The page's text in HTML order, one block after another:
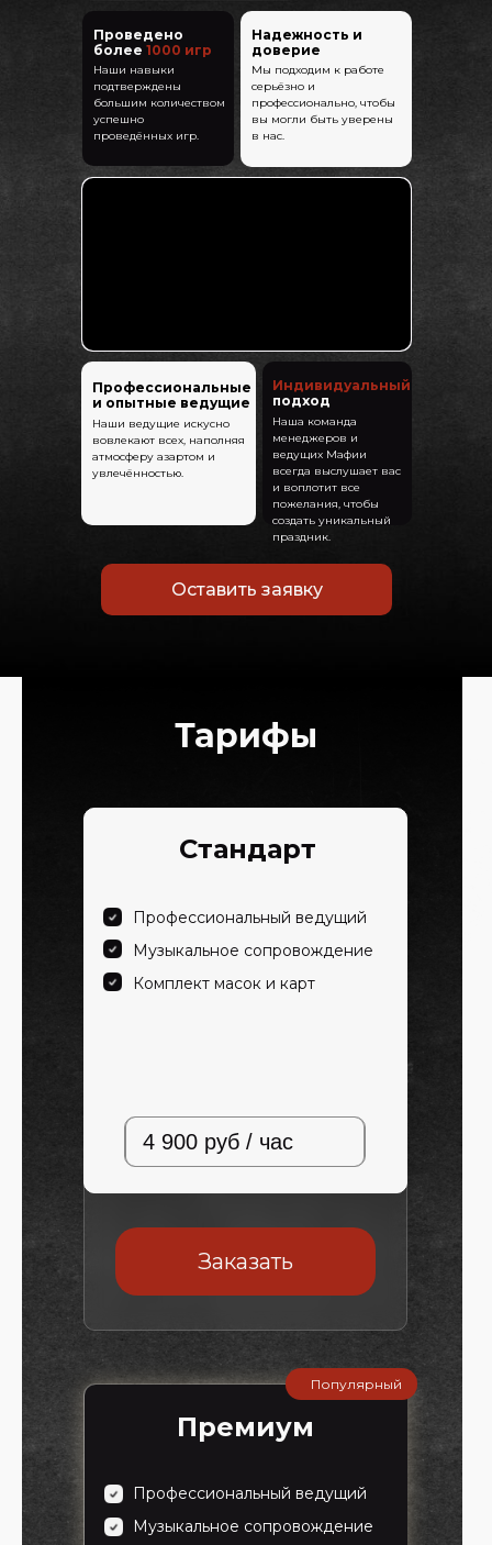
Оставить заявку
Надежность и
доверие
Мы подходим к работе
серьёзно и
профессионально, чтобы
вы могли быть уверены
в нас.
Профессиональные
и опытные ведущие
Наши ведущие искусно
вовлекают всех, наполняя
атмосферу азартом и
увлечённостью.
Проведено
более 1000 игр
Наши навыки
подтверждены
большим количеством
успешно
проведённых игр.
Индивидуальный
подход
Наша команда
менеджеров и
ведущих Мафии
всегда выслушает вас
и воплотит все
пожелания, чтобы
создать уникальный
праздник.
Тарифы
Стандарт
Профессиональный ведущий
Музыкальное сопровождение
Комплект масок и карт
4 900 руб / час
Заказать
Премиум
Профессиональный ведущий
Музыкальное сопровождение
Популярный